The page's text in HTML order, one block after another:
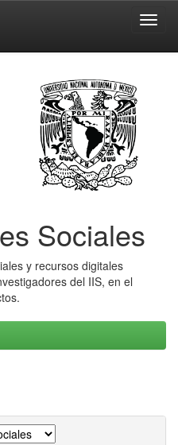
Sociales
y recursos digitales
del IIS, en el